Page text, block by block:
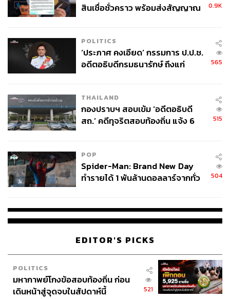
สินเชื่อชั่วคราว พร้อมส่งสัญญาณ
0.9K
POLITICS
‘ประภาศ คงเอียด’ กรรมการ ป.ป.ช.
อดีตอธิบดีกรมธนารักษ์ ถึงแก่
565
THAILAND
กองปราบฯ สอบเข้ม ‘อดีตอธิบดี
สถ.’ คดีทุจริตสอบท้องถิ่น แจ้ง 6
515
POP
Spider-Man: Brand New Day
ทำรายได้ 1 พันล้านดอลลาร์จากทั่ว
504
EDITOR'S PICKS
POLITICS
มหากาพย์โกงข้อสอบท้องถิ่น ก่อน
เดินหน้าสู่จุดจบในสัปดาห์นี้
521